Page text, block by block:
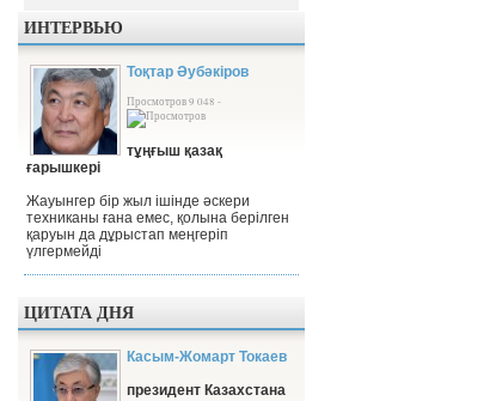
ИНТЕРВЬЮ
Тоқтар Әубәкіров
Просмотров 9 048 -
тұңғыш қазақ
ғарышкері
Жауынгер бір жыл ішінде әскери
техниканы ғана емес, қолына берілген
қаруын да дұрыстап меңгеріп
үлгермейді
ЦИТАТА ДНЯ
Касым-Жомарт Токаев
президент Казахстана